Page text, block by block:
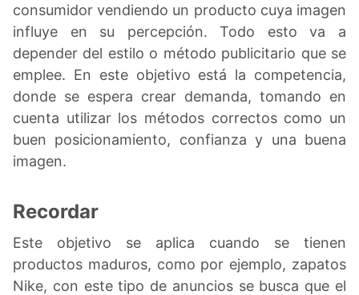
consumidor vendiendo un producto cuya imagen
influye en su percepción. Todo esto va a
depender del estilo o método publicitario que se
emplee. En este objetivo está la competencia,
donde se espera crear demanda, tomando en
cuenta utilizar los métodos correctos como un
buen posicionamiento, confianza y una buena
imagen.
Recordar
Este objetivo se aplica cuando se tienen
productos maduros, como por ejemplo, zapatos
Nike, con este tipo de anuncios se busca que el